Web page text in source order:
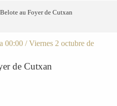
au Foyer de Cutxan
00:00 / Viernes 2 octubre de
de Cutxan